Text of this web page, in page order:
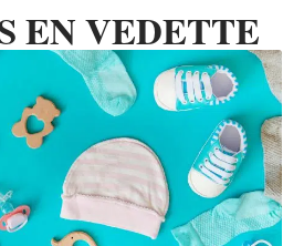
EN VEDETTE